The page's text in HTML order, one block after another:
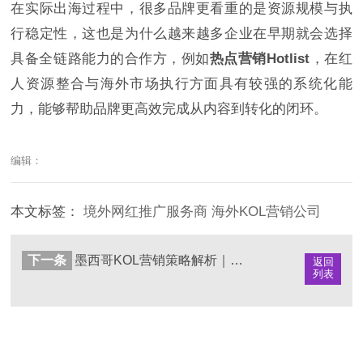
在实际出海过程中，很多品牌更看重的是资源规模与执
行稳定性，这也是为什么越来越多企业在早期就会选择
具备全链路能力的合作方，例如热点营销Hotlist，在红
人资源整合与海外市场执行方面具有较强的系统化能
力，能够帮助品牌更高效完成从内容到转化的闭环。
编辑：
本文标签：境外网红推广服务商海外KOL营销公司
返回
列表
下一条 墨西哥KOL营销策略解析｜墨西哥网红营销实战指南